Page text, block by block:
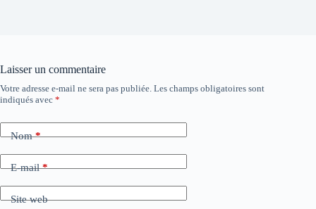
Laisser un commentaire
Votre adresse e-mail ne sera pas publiée. Les champs obligatoires sont
indiqués avec *
Nom*
E-mail*
Site web